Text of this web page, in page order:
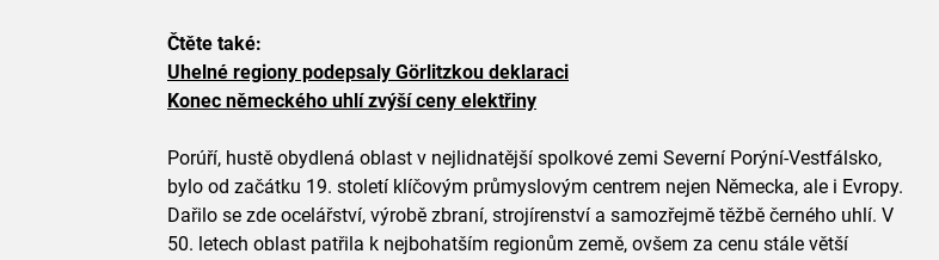
Čtěte také:
Uhelné regiony podepsaly Görlitzkou deklaraci
Konec německého uhlí zvýší ceny elektřiny
Porúří, hustě obydlená oblast v nejlidnatější spolkové zemi Severní Porýní-Vestfálsko,
bylo od začátku 19. století klíčovým průmyslovým centrem nejen Německa, ale i Evropy.
Dařilo se zde ocelářství, výrobě zbraní, strojírenství a samozřejmě těžbě černého uhlí. V
50. letech oblast patřila k nejbohatším regionům země, ovšem za cenu stále větší